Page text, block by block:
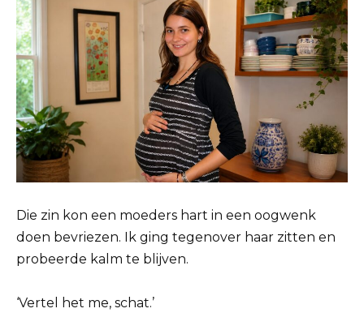
Die zin kon een moeders hart in een oogwenk
doen bevriezen. Ik ging tegenover haar zitten en
probeerde kalm te blijven.
‘Vertel het me, schat.’